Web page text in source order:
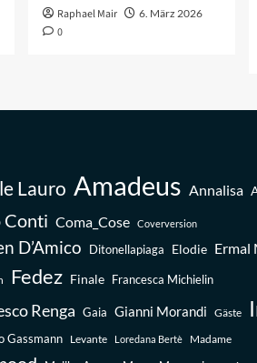
Raphael Mair 6. März 2026
0
Lauro Amadeus Annalisa
Conti Coma_Cose Coverversion
D’Amico Ditonellapiaga Elodie Ermal
Fedez Finale Francesca Michielin
Renga Gaia Gianni Morandi Gäste
Gassmann Levante Loredana Bertè Madame